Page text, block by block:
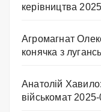
керівництва
Агромагнат
конячка з
Анатолій
військомат